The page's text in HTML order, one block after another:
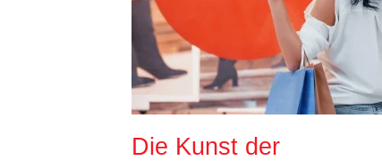
Die Kunst der